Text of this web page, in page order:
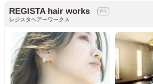
REGISTA hair works
レジスタヘアーワークス